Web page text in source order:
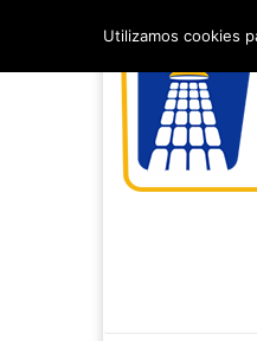
Utilizamos cookies